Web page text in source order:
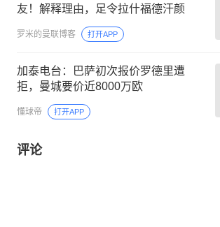
友！解释理由，足令拉什福德汗颜
罗米的曼联博客 打开APP
加泰电台：巴萨初次报价罗德里遭
拒，曼城要价近8000万欧
懂球帝 打开APP
评论